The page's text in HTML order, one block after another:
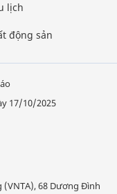
lịch
động sản
17/10/2025
(VNTA), 68 Dương Đình